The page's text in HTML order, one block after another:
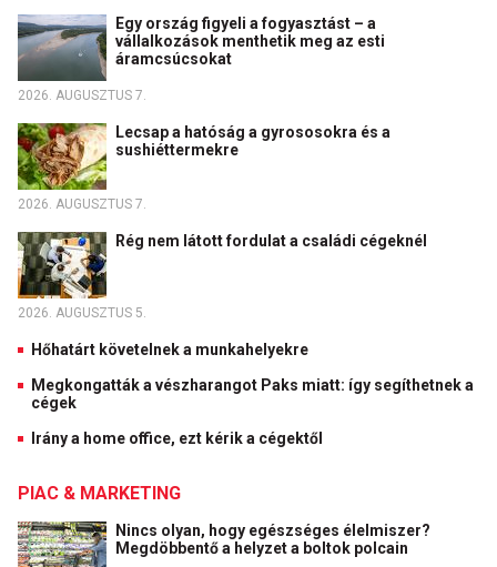
Egy ország figyeli a fogyasztást – a
vállalkozások menthetik meg az esti
áramcsúcsokat
2026. AUGUSZTUS 7.
Lecsap a hatóság a gyrososokra és a
sushiéttermekre
2026. AUGUSZTUS 7.
Rég nem látott fordulat a családi cégeknél
2026. AUGUSZTUS 5.
Hőhatárt követelnek a munkahelyekre
Megkongatták a vészharangot Paks miatt: így segíthetnek a
cégek
Irány a home office, ezt kérik a cégektől
PIAC & MARKETING
Nincs olyan, hogy egészséges élelmiszer?
Megdöbbentő a helyzet a boltok polcain